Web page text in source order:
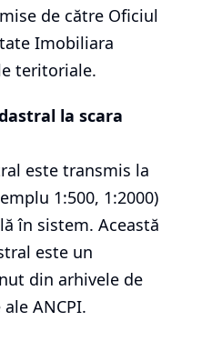
de către Oficiul
Imobiliara
teritoriale.
la scara
este transmis la
1:500, 1:2000)
în sistem. Această
este un
din arhivele de
ANCPI.